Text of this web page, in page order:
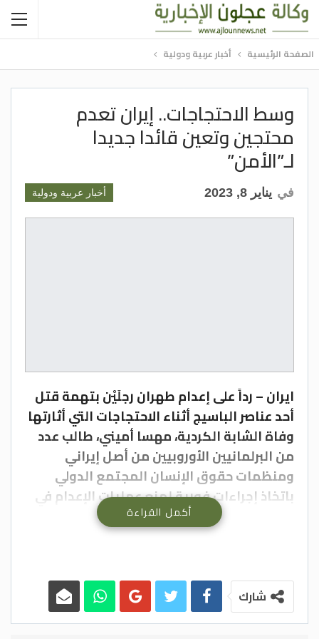
الصفحة الرئيسية أخبار عربية ودولية
وسط الاحتجاجات.. إيران تعدم
محتجين وتعين قائدا جديدا
لـ”الأمن”
أخبار عربية ودولية في يناير 8, 2023
ايران – رداً على إعدام طهران رجلَيْن بتهمة قتل
أحد عناصر الباسيج أثناء الاحتجاجات التي أثارتها
وفاة الشابة الكردية، مهسا أميني، طالب عدد
من البرلمانيين الأوروبيين من أصل إيراني
ومنظمات حقوق الإنسان المجتمع الدولي
باتخاذ إجراءات فورية لمنع عمليات الإعدام في
فقد أعلنت حملة حقوق الإنسان في إيران، أمس
الدولي يعني استمرار عمليات القتل على يد
نظام إيران”، وفق “إيران إنترناشونال”.
بدوره غرد المتحدث باسم جمعية أهالي ضحايا
أكمل القراءة
شارك